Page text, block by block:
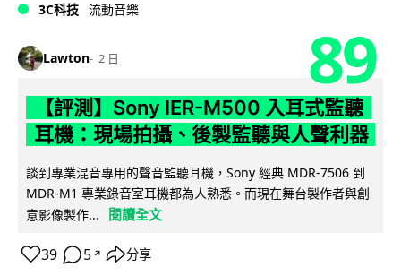
3C科技 流動音樂
Lawton 2 日 89
【評測】Sony IER-M500 入耳式監聽
耳機：現場拍攝、後製監聽與人聲利器
談到專業混音專用的聲音監聽耳機，Sony 經典 MDR-7506 到
MDR-M1 專業錄音室耳機都為人熟悉。而現在舞台製作者與創
意影像製作...
閱讀全文
39 5 ↗ 分享